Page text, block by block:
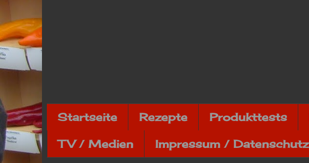
Startseite Rezepte Produkttests
TV / Medien Impressum / Datenschutz